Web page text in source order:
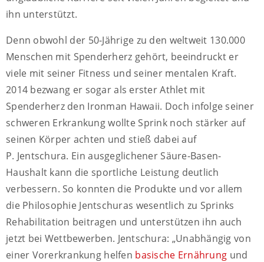
ihn unterstützt.
Denn obwohl der 50-Jährige zu den weltweit 130.000
Menschen mit Spenderherz gehört, beeindruckt er
viele mit seiner Fitness und seiner mentalen Kraft.
2014 bezwang er sogar als erster Athlet mit
Spenderherz den Ironman Hawaii. Doch infolge seiner
schweren Erkrankung wollte Sprink noch stärker auf
seinen Körper achten und stieß dabei auf
P. Jentschura. Ein ausgeglichener Säure-Basen-
Haushalt kann die sportliche Leistung deutlich
verbessern. So konnten die Produkte und vor allem
die Philosophie Jentschuras wesentlich zu Sprinks
Rehabilitation beitragen und unterstützen ihn auch
jetzt bei Wettbewerben. Jentschura: „Unabhängig von
einer Vorerkrankung helfen basische Ernährung und